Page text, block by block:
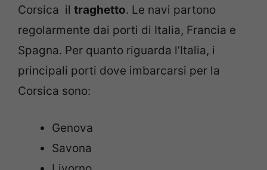
Corsica il traghetto. Le navi partono
regolarmente dai porti di Italia, Francia e
Spagna. Per quanto riguarda l’Italia, i
principali porti dove imbarcarsi per la
Corsica sono:
Genova
Savona